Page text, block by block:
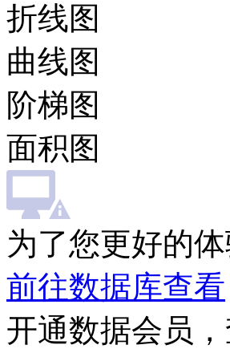
折线图
曲线图
阶梯图
面积图
为了您更好的
前往数据库查看
开通数据会员